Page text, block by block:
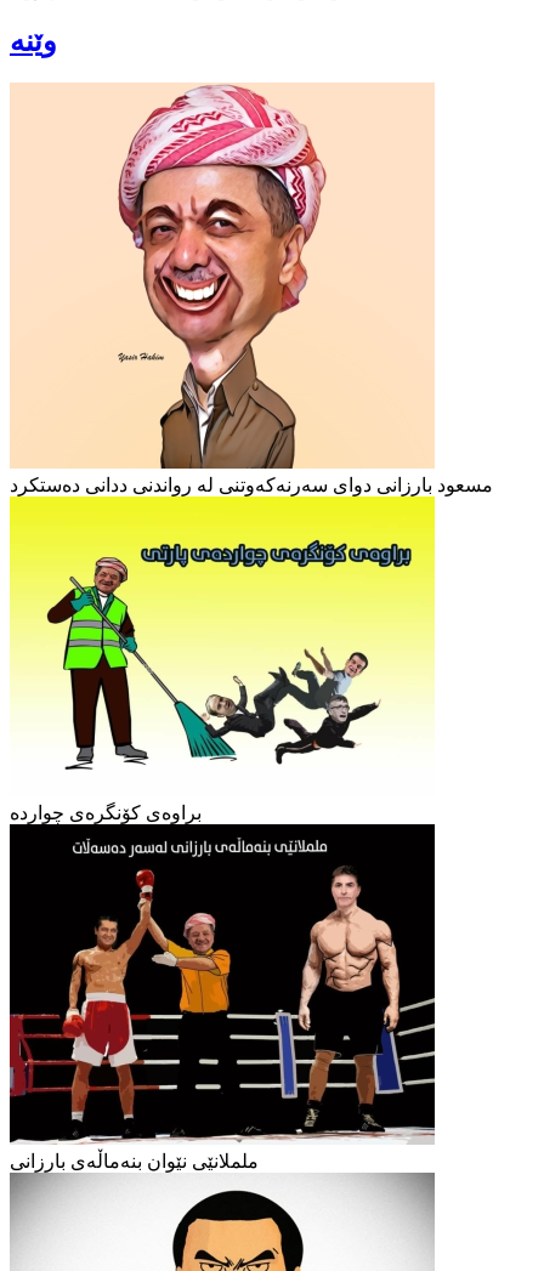
وێنە
مسعود بارزانی دوای سەرنەکەوتنی لە رواندنی ددانی دەستکرد
براوەی کۆنگرەی چواردە
ململانێی نێوان بنەماڵەی بارزانی